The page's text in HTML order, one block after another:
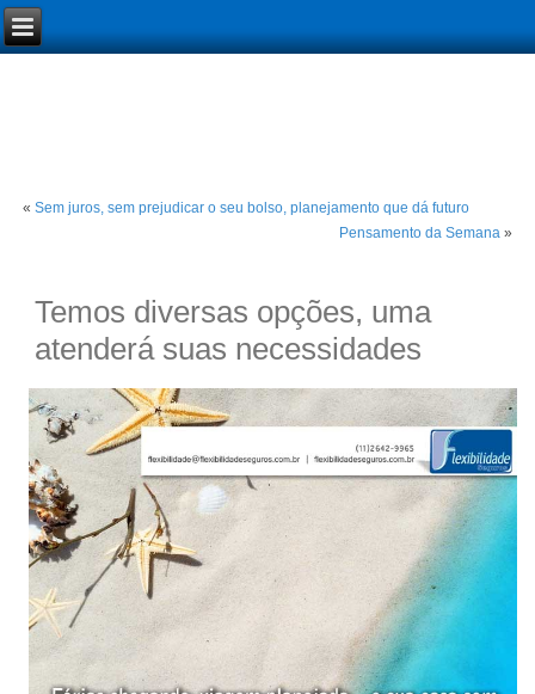
«Sem juros, sem prejudicar o seu bolso, planejamento que dá futuro
Pensamento da Semana»
Temos diversas opções, uma
atenderá suas necessidades